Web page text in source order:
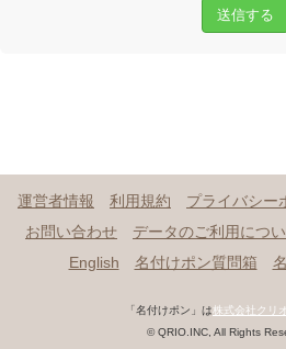
送信する
運営者情報 利用規約 プライバシー
お問い合わせ
データのご利用につ
English
名付けポン質問箱
「名付けポン」は株式会社クリ
© QRIO.INC, All Rights